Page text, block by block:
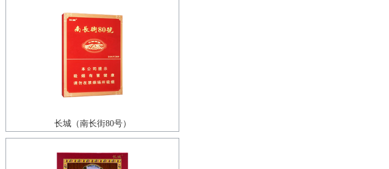
长城（南长街80号）